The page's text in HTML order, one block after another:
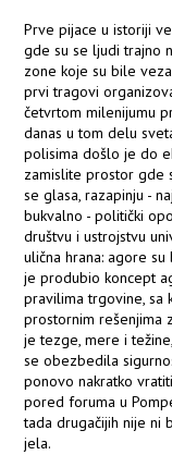
Prve pijace u istoriji
gde su se ljudi trajno
zone koje su bile
prvi tragovi
četvrtom milenijumu
danas u tom delu
polisima došlo je do
zamislite prostor gde
se glasa, razapinju -
bukvalno - politički
društvu i ustrojstvu
ulična hrana: agore
je produbio koncept
pravilima trgovine, sa
prostornim rešenjima
je tezge, mere i
se obezbedila
ponovo nakratko
pored foruma u
tada drugačijih nije ni
jela.